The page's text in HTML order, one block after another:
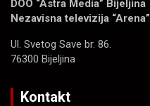
DOO “Astra Media” Bijeljina
Nezavisna televizija “Arena”
Ul. Svetog Save br. 86.
76300 Bijeljina
Kontakt